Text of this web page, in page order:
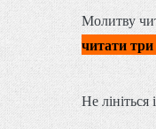
Молитву
читати три
Не